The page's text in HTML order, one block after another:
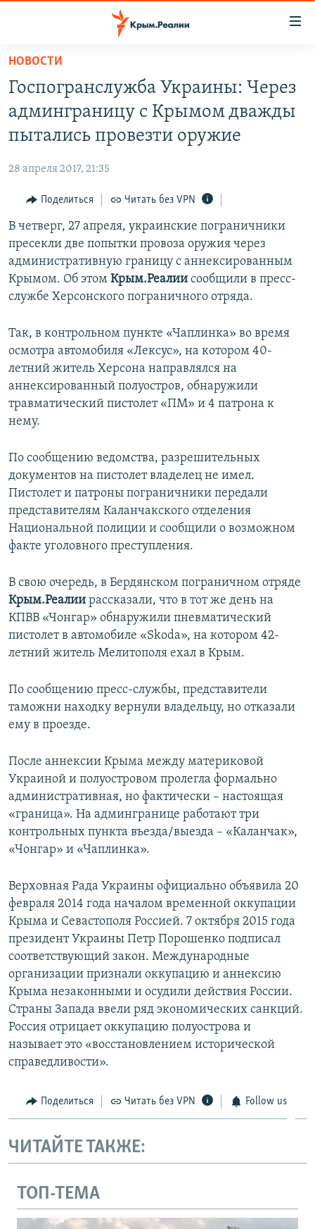
Вернуться
основному
содержанию
главной
навигации
Вернутся
поиску
СПЕЦПРОЕКТЫ
11 ЛЕТ ОККУПАЦИИ КРЫМА. 11 ИСТОРИЙ СОПРОТИВЛЕНИЯ
ЕЩЕ
ИНТЕРАКТИВ
ИНФОГРАФИКА
ТЕЛЕПРОЕКТ КРЫМ.РЕАЛИИ
СОВЕТЫ ПРАВОЗАЩИТНИКОВ
ПРОПАВШИЕ БЕЗ ВЕСТИ
ПОБЕДИТЕЛЕЙ НЕ СУДЯТ?
КРЫМ.НЕПОКОРЕННЫЙ
УКРАИНСКАЯ ПРОБЛЕМА КРЫМА
РАДІО СВОБОДА
КАК ОБОЙТИ БЛОКИРОВКУ
Українською
Qırımtatar
ПРИСОЕДИНЯЙТЕСЬ!
Все сайты RFE/RL
НОВОСТИ
Госпогранслужба Украины: Через
админграницу с Крымом дважды
пытались провезти оружие
28 апреля 2017, 21:35
Поделиться Читать без VPN
В четверг, 27 апреля, украинские пограничники
пресекли две попытки провоза оружия через
административную границу с аннексированным
Крымом. Об этом Крым.Реалии сообщили в пресс-
службе Херсонского пограничного отряда.
Так, в контрольном пункте «Чаплинка» во время
осмотра автомобиля «Лексус», на котором 40-
летний житель Херсона направлялся на
аннексированный полуостров, обнаружили
травматический пистолет «ПМ» и 4 патрона к
нему.
По сообщению ведомства, разрешительных
документов на пистолет владелец не имел.
Пистолет и патроны пограничники передали
представителям Каланчакского отделения
Национальной полиции и сообщили о возможном
факте уголовного преступления.
В свою очередь, в Бердянском пограничном отряде
Крым.Реалии рассказали, что в тот же день на
КПВВ «Чонгар» обнаружили пневматический
пистолет в автомобиле «Skoda», на котором 42-
летний житель Мелитополя ехал в Крым.
По сообщению пресс-службы, представители
таможни находку вернули владельцу, но отказали
ему в проезде.
После аннексии Крыма между материковой
Украиной и полуостровом пролегла формально
административная, но фактически – настоящая
«граница». На админгранице работают три
контрольных пункта въезда/выезда – «Каланчак»,
«Чонгар» и «Чаплинка».
Верховная Рада Украины официально объявила 20
февраля 2014 года началом временной оккупации
Крыма и Севастополя Россией. 7 октября 2015 года
президент Украины Петр Порошенко подписал
соответствующий закон. Международные
организации признали оккупацию и аннексию
Крыма незаконными и осудили действия России.
Страны Запада ввели ряд экономических санкций.
Россия отрицает оккупацию полуострова и
называет это «восстановлением исторической
справедливости».
Поделиться Читать без VPN Follow us
ЧИТАЙТЕ ТАКЖЕ:
ТОП-ТЕМА